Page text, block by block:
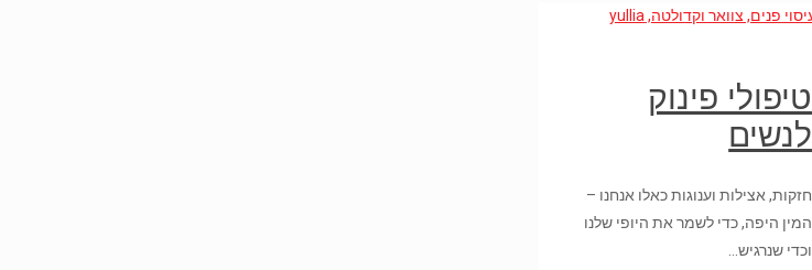
טיפולי פינוק
לנשים
חזקות, אצילות וענוגות כאלו אנחנו –
המין היפה, כדי לשמר את היופי שלנו
וכדי שנרגיש…